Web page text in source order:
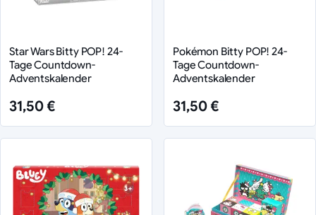
Star Wars Bitty POP! 24-
Tage Countdown-
Adventskalender
31,50 €
Pokémon Bitty POP! 24-
Tage Countdown-
Adventskalender
31,50 €